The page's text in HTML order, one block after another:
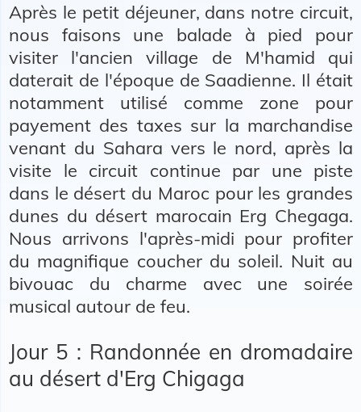
Après le petit déjeuner, dans notre circuit,
nous faisons une balade à pied pour
visiter l'ancien village de M'hamid qui
daterait de l'époque de Saadienne. Il était
notamment utilisé comme zone pour
payement des taxes sur la marchandise
venant du Sahara vers le nord, après la
visite le circuit continue par une piste
dans le désert du Maroc pour les grandes
dunes du désert marocain Erg Chegaga.
Nous arrivons l'après-midi pour profiter
du magnifique coucher du soleil. Nuit au
bivouac du charme avec une soirée
musical autour de feu.
Jour 5 : Randonnée en dromadaire
au désert d'Erg Chigaga